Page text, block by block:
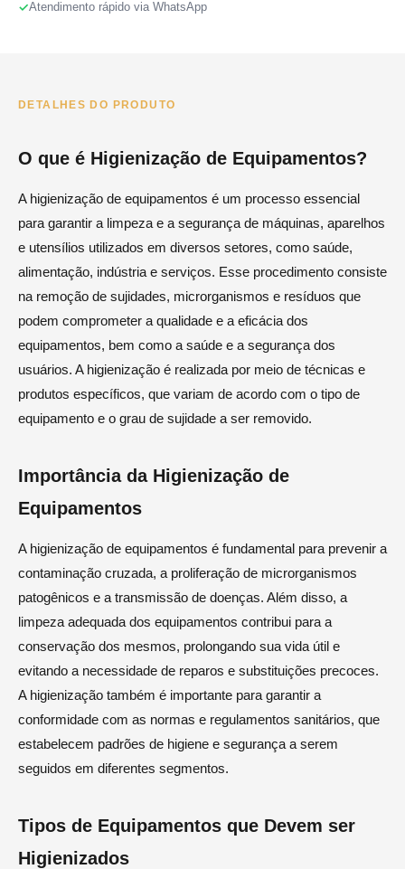
Atendimento rápido via WhatsApp
DETALHES DO PRODUTO
O que é Higienização de Equipamentos?
A higienização de equipamentos é um processo essencial
para garantir a limpeza e a segurança de máquinas, aparelhos
e utensílios utilizados em diversos setores, como saúde,
alimentação, indústria e serviços. Esse procedimento consiste
na remoção de sujidades, microrganismos e resíduos que
podem comprometer a qualidade e a eficácia dos
equipamentos, bem como a saúde e a segurança dos
usuários. A higienização é realizada por meio de técnicas e
produtos específicos, que variam de acordo com o tipo de
equipamento e o grau de sujidade a ser removido.
Importância da Higienização de
Equipamentos
A higienização de equipamentos é fundamental para prevenir a
contaminação cruzada, a proliferação de microrganismos
patogênicos e a transmissão de doenças. Além disso, a
limpeza adequada dos equipamentos contribui para a
conservação dos mesmos, prolongando sua vida útil e
evitando a necessidade de reparos e substituições precoces.
A higienização também é importante para garantir a
conformidade com as normas e regulamentos sanitários, que
estabelecem padrões de higiene e segurança a serem
seguidos em diferentes segmentos.
Tipos de Equipamentos que Devem ser
Higienizados